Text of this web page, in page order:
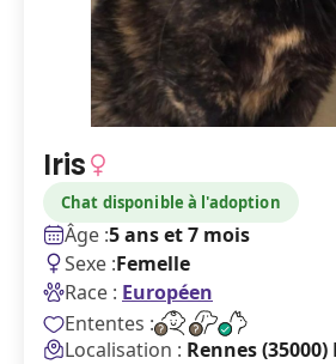
Iris
Chat disponible à l'adoption
Âge :5 ans et 7 mois
Sexe :Femelle
Race : Européen
Ententes :
Localisation : Rennes (35000)